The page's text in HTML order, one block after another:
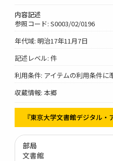
内容記述
参照コード: S0003/02/0196
年代域: 明治17年11月7日
記述レベル: 件
利用条件: アイテムの利用条件に
収蔵情報: 本郷
『東京大学文書館デジタル・
部局
文書館